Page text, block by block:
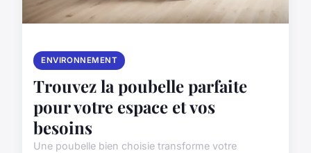
ENVIRONNEMENT
Trouvez la poubelle parfaite
pour votre espace et vos
besoins
Une poubelle bien choisie transforme votre